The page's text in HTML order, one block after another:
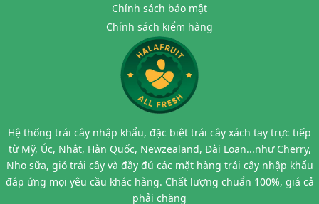
Chính sách bảo mật
Chính sách kiểm hàng
Hệ thống trái cây nhập khẩu, đặc biệt trái cây xách tay trực tiếp
từ Mỹ, Úc, Nhật, Hàn Quốc, Newzealand, Đài Loan...như Cherry,
Nho sữa, giỏ trái cây và đầy đủ các mặt hàng trái cây nhập khẩu
đáp ứng mọi yêu cầu khác hàng. Chất lượng chuẩn 100%, giá cả
phải chăng